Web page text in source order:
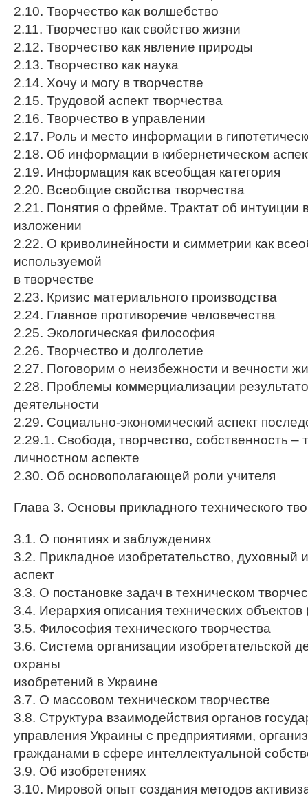
2.10. Творчество как волшебство
2.11. Творчество как свойство жизни
2.12. Творчество как явление природы
2.13. Творчество как наука
2.14. Хочу и могу в творчестве
2.15. Трудовой аспект творчества
2.16. Творчество в управлении
2.17. Роль и место информации в
2.18. Об информации в кибернетическом
2.19. Информация как всеобщая категория
2.20. Всеобщие свойства творчества
2.21. Понятия о фрейме. Трактат об
изложении
2.22. О криволинейности и симметрии как
используемой
в творчестве
2.23. Кризис материального производства
2.24. Главное противоречие человечества
2.25. Экологическая философия
2.26. Творчество и долголетие
2.27. Поговорим о неизбежности и вечности
2.28. Проблемы коммерциализации
деятельности
2.29. Социально-экономический аспект
2.29.1. Свобода, творчество, собственность –
личностном аспекте
2.30. Об основополагающей роли учителя
Глава 3. Основы прикладного технического
3.1. О понятиях и заблуждениях
3.2. Прикладное изобретательство,
аспект
3.3. О постановке задач в техническом
3.4. Иерархия описания технических объектов
3.5. Философия технического творчества
3.6. Система организации изобретательской
охраны
изобретений в Украине
3.7. О массовом техническом творчестве
3.8. Структура взаимодействия органов
управления Украины с предприятиями,
гражданами в сфере интеллектуальной
3.9. Об изобретениях
3.10. Мировой опыт создания методов